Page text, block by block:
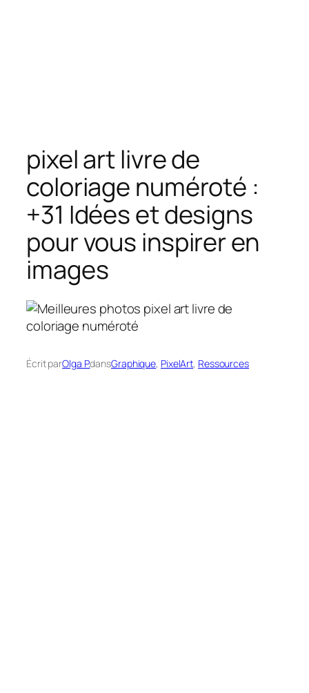
pixel art livre de
coloriage numéroté :
+31 Idées et designs
pour vous inspirer en
images
Écrit parOlga P.dansGraphique, PixelArt, Ressources